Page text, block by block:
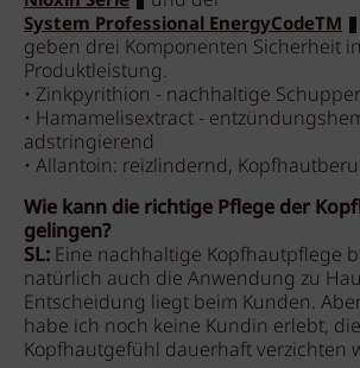
System Professional EnergyCodeTM
geben drei Komponenten Sicherheit
Produktleistung.
• Zinkpyrithion - nachhaltige
• Hamamelisextract -
adstringierend
• Allantoin: reizlindernd,
Wie kann die richtige Pflege der
gelingen?
SL: Eine nachhaltige Kopfhautpflege
natürlich auch die Anwendung zu
Entscheidung liegt beim Kunden.
habe ich noch keine Kundin erlebt,
Kopfhautgefühl dauerhaft verzichten